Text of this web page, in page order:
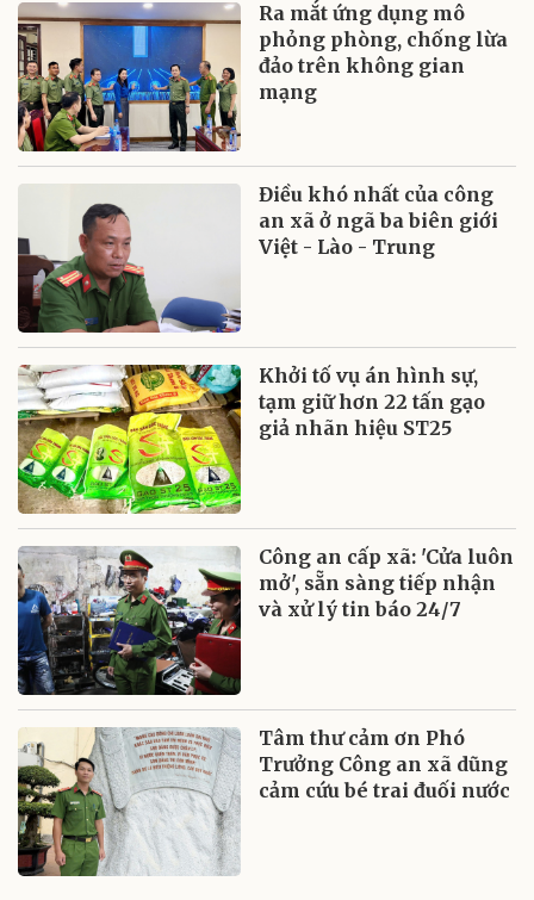
Ra mắt ứng dụng mô
phỏng phòng, chống lừa
đảo trên không gian
mạng
Điều khó nhất của công
an xã ở ngã ba biên giới
Việt - Lào - Trung
Khởi tố vụ án hình sự,
tạm giữ hơn 22 tấn gạo
giả nhãn hiệu ST25
Công an cấp xã: 'Cửa luôn
mở', sẵn sàng tiếp nhận
và xử lý tin báo 24/7
Tâm thư cảm ơn Phó
Trưởng Công an xã dũng
cảm cứu bé trai đuối nước